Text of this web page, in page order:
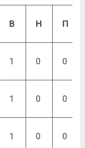
В Н П
1 0 0
1 0 0
1 0 0